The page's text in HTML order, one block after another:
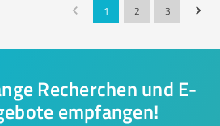
1 2 3
Recherchen und E-
empfangen!